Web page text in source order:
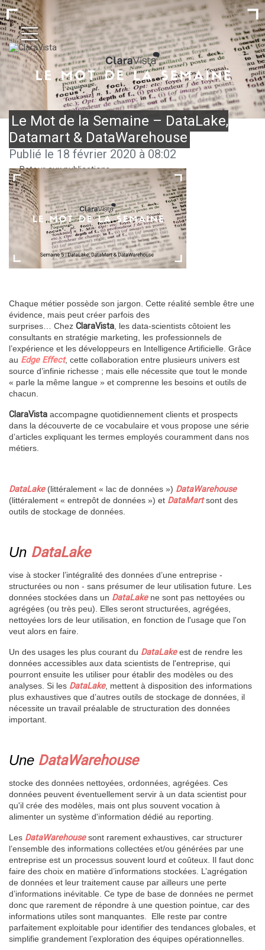
Le Mot de la Semaine – DataLake,
Datamart & DataWarehouse
← Retour aux publications
Publié le 18 février 2020 à 08:02
Chaque métier possède son jargon. Cette réalité semble être une
évidence, mais peut créer parfois des
surprises…
Chez ClaraVista , les data-scientists côtoient les
consultants en stratégie marketing, les professionnels de
l’expérience et les développeurs en Intelligence Artificielle. Grâce
au Edge Effect, cette collaboration entre plusieurs univers est
source d’infinie richesse ; mais elle nécessite que tout le monde
« parle la même langue » et comprenne les besoins et outils de
chacun.
ClaraVista accompagne quotidiennement clients et prospects
dans la découverte de ce vocabulaire et vous propose une série
d’articles expliquant les termes employés couramment dans nos
métiers.
DataLake(littéralement « lac de données ») DataWarehouse
(littéralement « entrepôt de données ») et DataMartsont des
outils de stockage de données.
Un DataLake
vise à stocker l’intégralité des données d’une entreprise -
structurées ou non - sans présumer de leur utilisation future. Les
données stockées dans un DataLakene sont pas nettoyées ou
agrégées (ou très peu). Elles seront structurées, agrégées,
nettoyées lors de leur utilisation, en fonction de l'usage que l'on
veut alors en faire.
Un des usages les plus courant du DataLakeest de rendre les
données accessibles aux data scientists de l'entreprise, qui
pourront ensuite les utiliser pour établir des modèles ou des
analyses. Si les DataLake, mettent à disposition des informations
plus exhaustives que d’autres outils de stockage de données, il
nécessite un travail préalable de structuration des données
important.
Une DataWarehouse
stocke des données nettoyées, ordonnées, agrégées. Ces
données peuvent éventuellement servir à un data scientist pour
qu'il crée des modèles, mais ont plus souvent vocation à
alimenter un système d'information dédié au reporting.
Les DataWarehousesont rarement exhaustives, car structurer
l’ensemble des informations collectées et/ou générées par une
entreprise est un processus souvent lourd et coûteux. Il faut donc
faire des choix en matière d’informations stockées. L’agrégation
de données et leur traitement cause par ailleurs une perte
d’informations inévitable. Ce type de base de données ne permet
donc que rarement de répondre à une question pointue, car des
informations utiles sont manquantes. Elle reste par contre
parfaitement exploitable pour identifier des tendances globales, et
simplifie grandement l’exploration des équipes opérationnelles.